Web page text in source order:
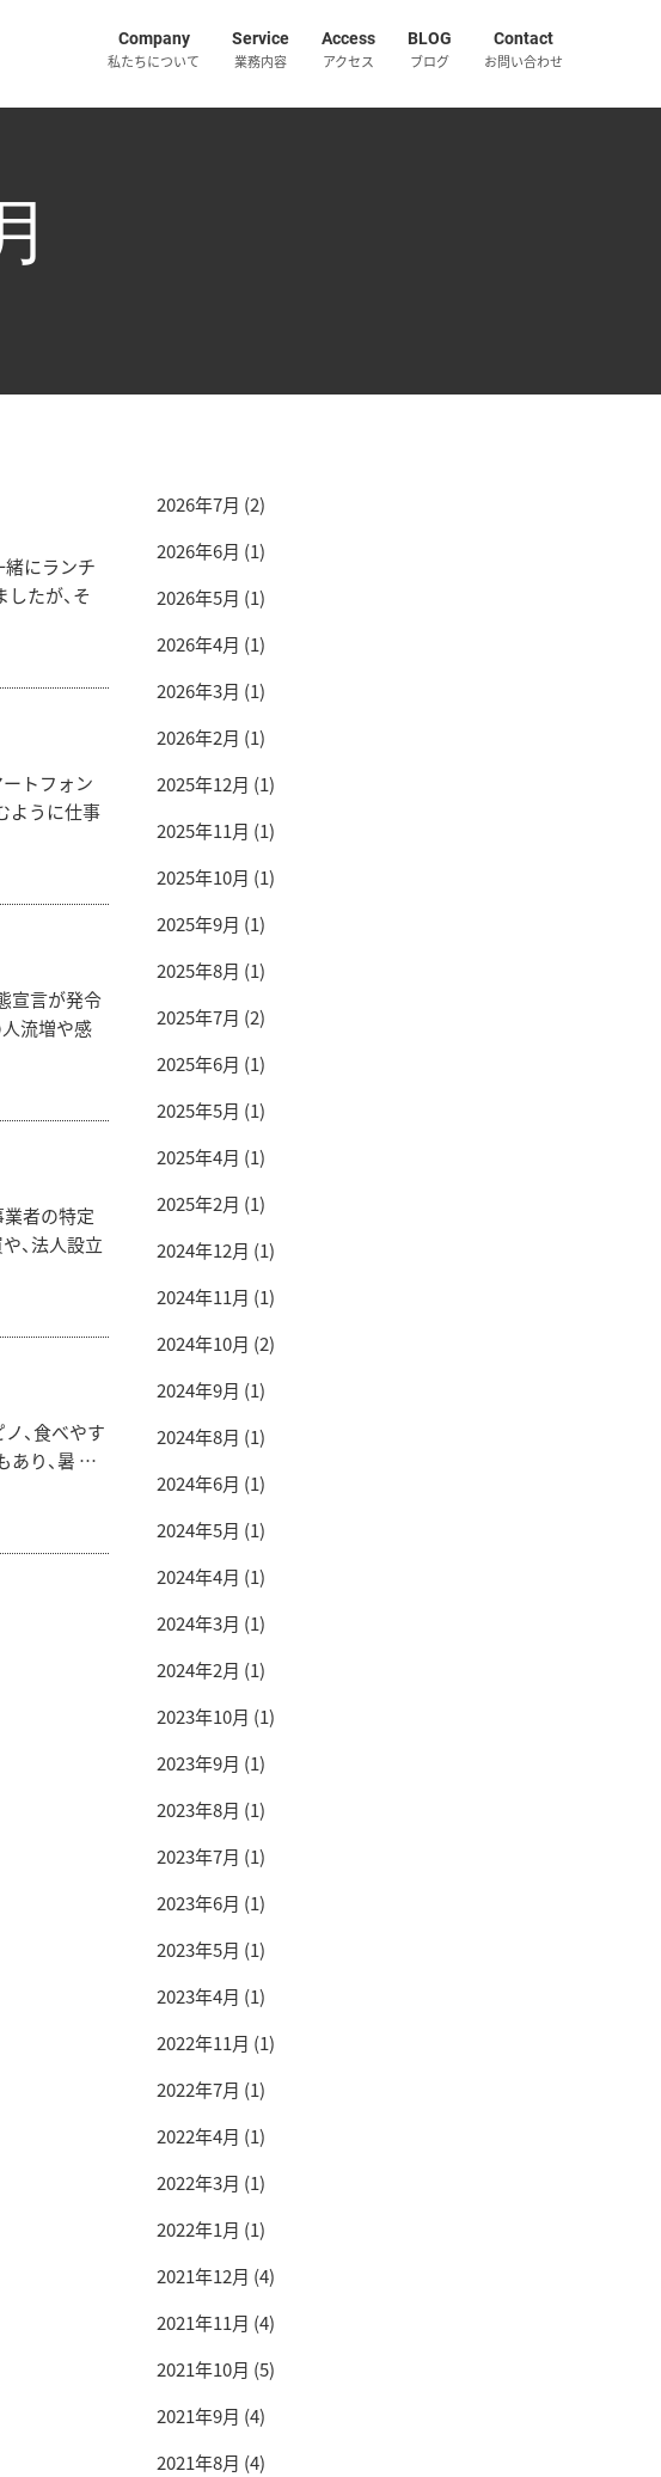
Company
私たちについて
Service
業務内容
Access
アクセス
BLOG
ブログ
Contact
お問い合わせ
緒にランチ
たが、そ
トフォン
ように仕事
宣言が発令
流増や感
者の特定
、法人設立
、食べやす
あり、暑 …
2026年7月 (2)
2026年6月 (1)
2026年5月 (1)
2026年4月 (1)
2026年3月 (1)
2026年2月 (1)
2025年12月 (1)
2025年11月 (1)
2025年10月 (1)
2025年9月 (1)
2025年8月 (1)
2025年7月 (2)
2025年6月 (1)
2025年5月 (1)
2025年4月 (1)
2025年2月 (1)
2024年12月 (1)
2024年11月 (1)
2024年10月 (2)
2024年9月 (1)
2024年8月 (1)
2024年6月 (1)
2024年5月 (1)
2024年4月 (1)
2024年3月 (1)
2024年2月 (1)
2023年10月 (1)
2023年9月 (1)
2023年8月 (1)
2023年7月 (1)
2023年6月 (1)
2023年5月 (1)
2023年4月 (1)
2022年11月 (1)
2022年7月 (1)
2022年4月 (1)
2022年3月 (1)
2022年1月 (1)
2021年12月 (4)
2021年11月 (4)
2021年10月 (5)
2021年9月 (4)
2021年8月 (4)